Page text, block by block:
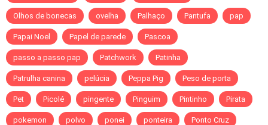
Olhos de bonecas ovelha Palhaço Pantufa pap
Papai Noel Papel de parede Pascoa
passo a passo pap Patchwork Patinha
Patrulha canina pelúcia Peppa Pig Peso de porta
Pet Picolé pingente Pinguim Pintinho Pirata
pokemon polvo ponei ponteira Ponto Cruz